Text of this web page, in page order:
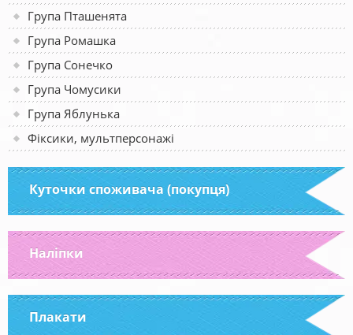
Група Пташенята
Група Ромашка
Група Сонечко
Група Чомусики
Група Яблунька
Фіксики, мультперсонажі
Куточки споживача (покупця)
Наліпки
Плакати